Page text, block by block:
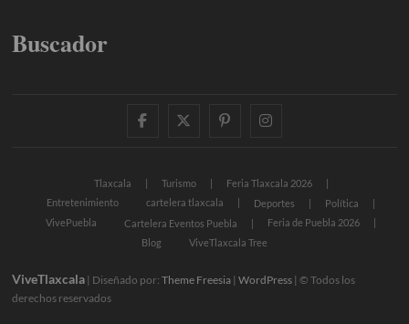
Buscador
facebooktwitter
pinterestinstagram
Tlaxcala Turismo
Feria Tlaxcala 2026
Entretenimiento
cartelera tlaxcala Deportes
Política
VivePuebla
Cartelera Eventos Puebla
Feria de Puebla 2026
Blog
ViveTlaxcala Tree
ViveTlaxcala | Diseñado por:Theme Freesia |WordPress | © Todos los
derechos reservados